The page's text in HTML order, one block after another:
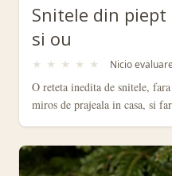
Snitele din
si ou
★ ★ ★ ★ ★ Nicio
O reteta inedita de snitele,
miros de prajeala in casa, si